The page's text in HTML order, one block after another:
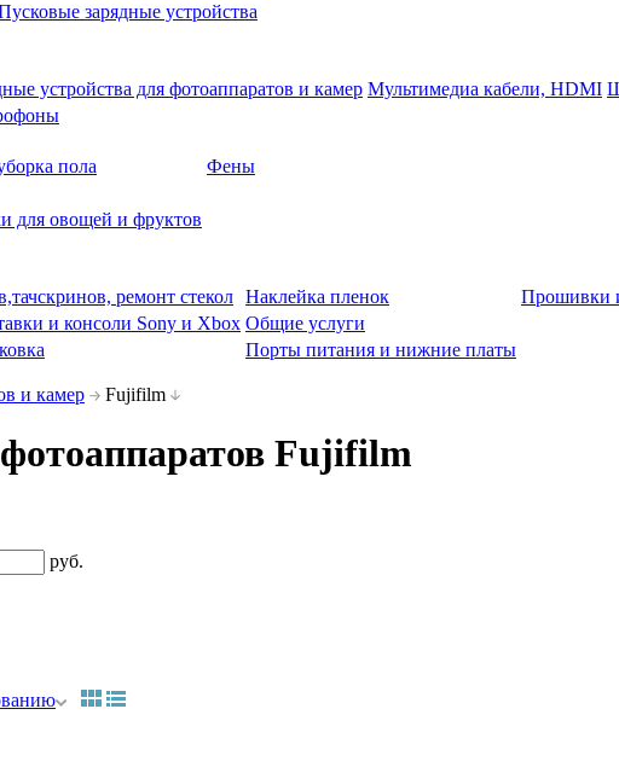
зарядные устройства
устройства для фотоаппаратов и камер Мультимедиа кабели, HDMI
пола
Фены
для овощей и фруктов
ремонт стекол Наклейка пленок
Прошивки
и консоли Sony и Xbox Общие услуги
Порты питания и нижние платы
и камер Fujifilm
Fujifilm
руб.